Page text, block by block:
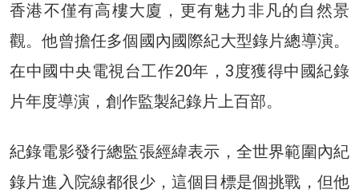
香港不僅有高樓大廈，更有魅力非凡的自然景
觀。他曾擔任多個國內國際紀大型錄片總導演。
在中國中央電視台工作20年，3度獲得中國紀錄
片年度導演，創作監製紀錄片上百部。
紀錄電影發行總監張經緯表示，全世界範圍內紀
錄片進入院線都很少，這個目標是個挑戰，但他